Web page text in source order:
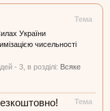
Тема
України
чисельності
- 3, в розділі: Всяке
Тема